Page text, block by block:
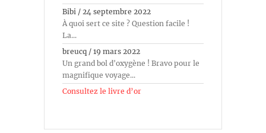
Bibi / 24 septembre 2022
À quoi sert ce site ? Question facile !
La...
breucq / 19 mars 2022
Un grand bol d'oxygène ! Bravo pour le
magnifique voyage...
Consultez le livre d’or